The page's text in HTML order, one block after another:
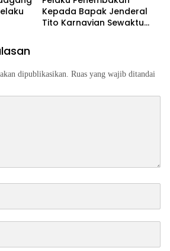
Kepada Bapak Jenderal
Tito Karnavian Sewaktu
dipublikasikan. Ruas yang wajib ditandai